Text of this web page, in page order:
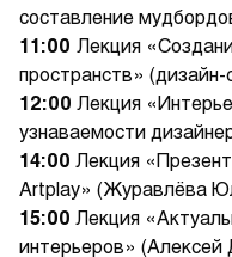
составление
11:00 Лекция
пространств» (дизайн-
12:00 Лекция
узнаваемости
14:00 Лекция
Artplay» (Журавлёва
15:00 Лекция
интерьеров» (Алексей